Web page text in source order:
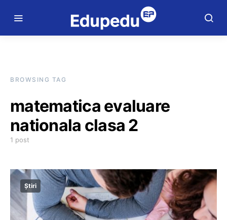
BROWSING TAG
matematica evaluare
nationala clasa 2
1 post
Știri